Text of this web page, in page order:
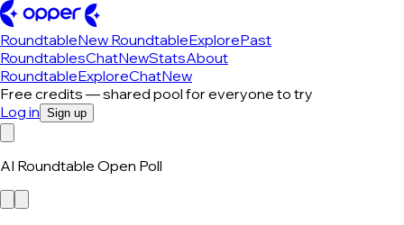
RoundtableNew RoundtableExplorePast
RoundtablesChatNewStatsAbout
RoundtableExploreChatNew
Free credits — shared pool for everyone to try
Log in Sign up
AI Roundtable Open Poll